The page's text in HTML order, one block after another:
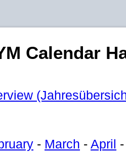
Calendar
- March - April